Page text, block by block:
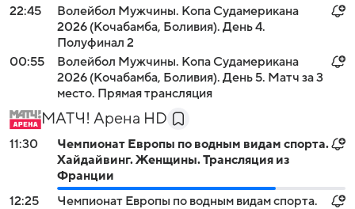
22:45
Волейбол Мужчины. Копа Судамерикана
2026 (Кочабамба, Боливия). День 4.
Полуфинал 2
00:55
Волейбол Мужчины. Копа Судамерикана
2026 (Кочабамба, Боливия). День 5. Матч за 3
место. Прямая трансляция
МАТЧ! Арена HD
11:30
Чемпионат Европы по водным видам спорта.
Хайдайвинг. Женщины. Трансляция из
Франции
12:25
Чемпионат Европы по водным видам спорта.